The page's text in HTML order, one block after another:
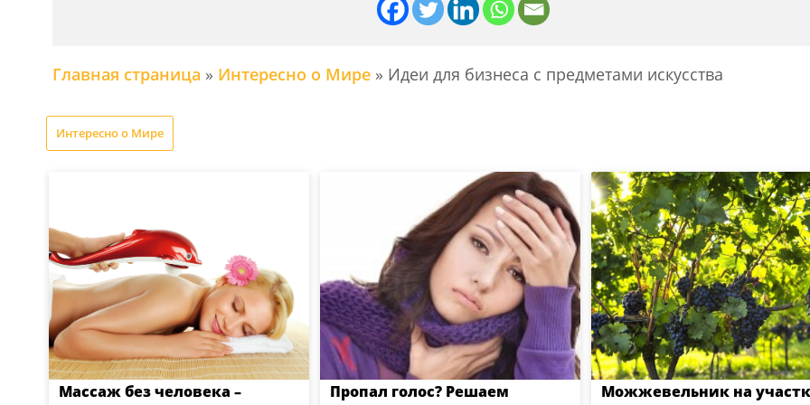
Главная страница » Интересно о Мире» Идеи для бизнеса с предметами искусства
Интересно о Мире
Массаж без человека –
Пропал голос? Решаем
Можжевельник на